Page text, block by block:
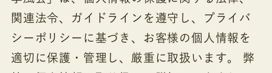
関連法令、ガイドラインを遵守し、プライバ
シーポリシーに基づき、お客様の個人情報を
適切に保護・管理し、厳重に取扱います。 弊